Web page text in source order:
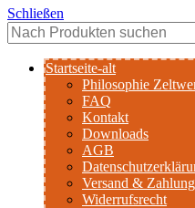
Schließen
Startseite-alt
Philosophie
FAQ
Kontakt
Downloads
AGB
Versand & Zahlung
Widerrufsrecht